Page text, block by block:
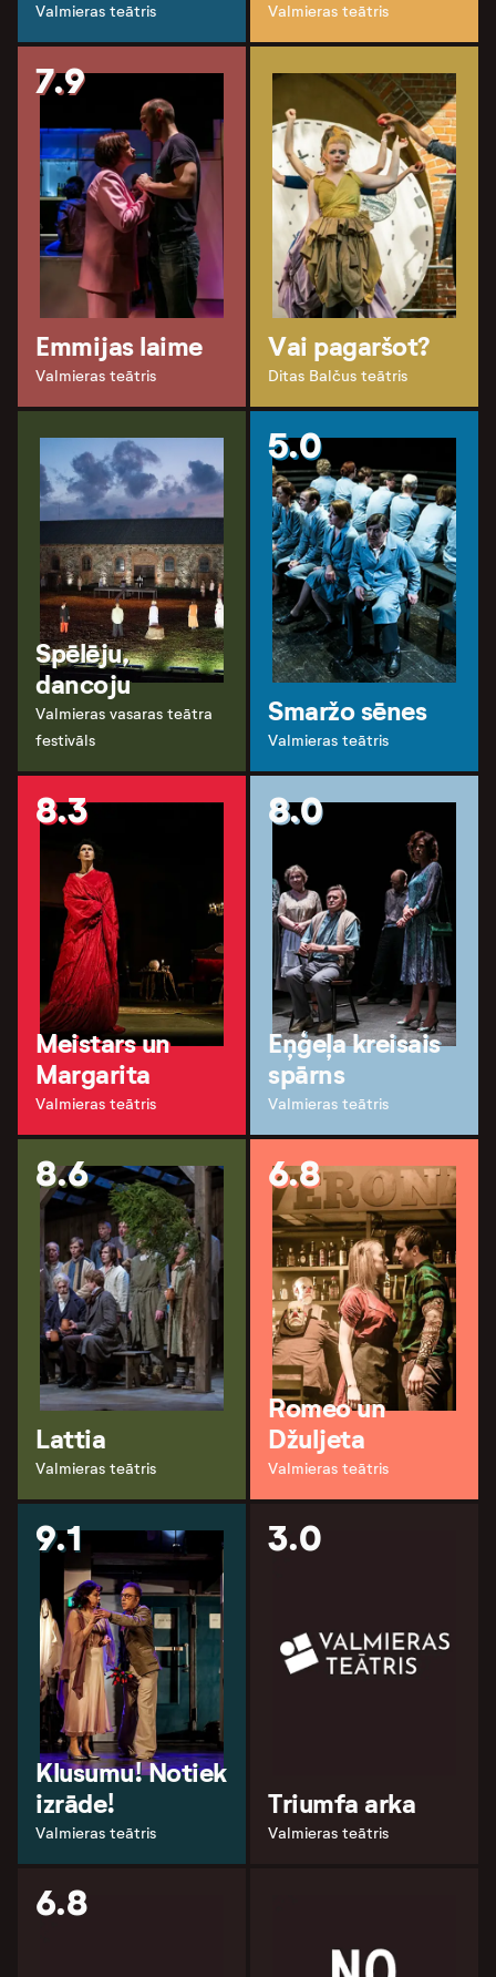
Valmieras teātris Valmieras teātris
7.9
Emmijas laime
Valmieras teātris
Vai pagaršot?
Ditas Balčus teātris
Spēlēju,
dancoju
Valmieras vasaras teātra
festivāls
5.0
Smaržo sēnes
Valmieras teātris
8.3
Meistars un
Margarita
Valmieras teātris
8.0
Eņģeļa kreisais
spārns
Valmieras teātris
8.6
Lattia
Valmieras teātris
6.8
Romeo un
Džuljeta
Valmieras teātris
9.1
Klusumu! Notiek
izrāde!
Valmieras teātris
3.0
Triumfa arka
Valmieras teātris
6.8